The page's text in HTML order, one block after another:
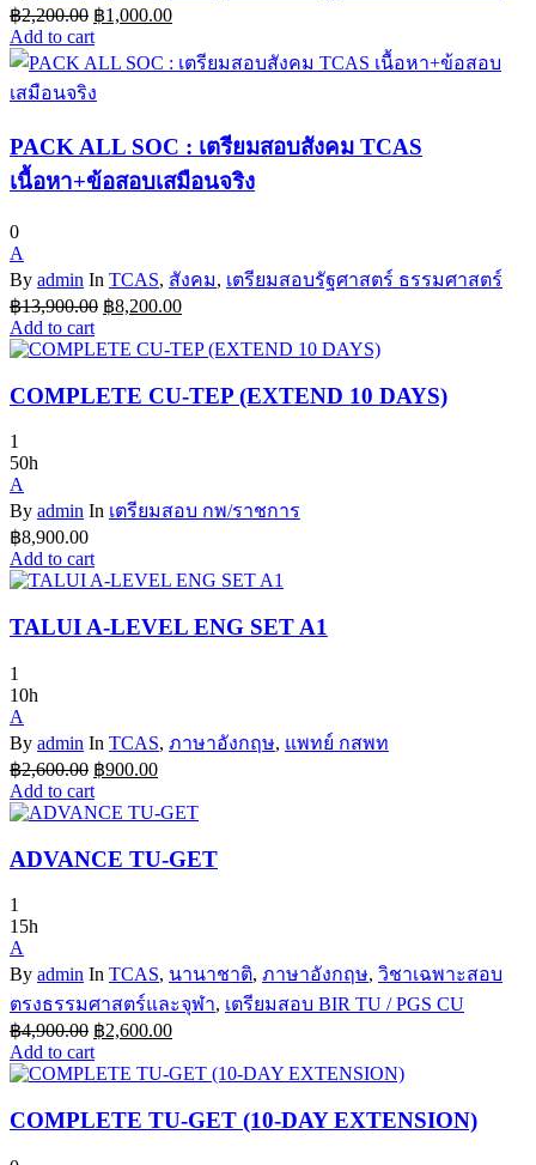
฿2,200.00 Original
price
was:
฿2,200.00.
฿1,000.00Current
is:
฿1,000.00.
Add to cart
PACK ALL SOC : เตรียมสอบสังคม TCAS
เนื้อหา+ข้อสอบเสมือนจริง
0
A
By admin In TCAS, สังคม, เตรียมสอบรัฐศาสตร์ ธรรมศาสตร์
฿13,900.00 Original
was:
฿8,200.00Current
is:
Add to cart
COMPLETE CU-TEP (EXTEND 10 DAYS)
1
50h
A
By admin In เตรียมสอบ กพ/ราชการ
฿8,900.00
Add to cart
TALUI A-LEVEL ENG SET A1
1
10h
A
By admin In TCAS, ภาษาอังกฤษ, แพทย์ กสพท
฿2,600.00 Original
price
was:
฿900.00Current
is:
Add to cart
ADVANCE TU-GET
1
15h
A
By admin In TCAS, นานาชาติ, ภาษาอังกฤษ, วิชาเฉพาะสอบ
ตรงธรรมศาสตร์และจุฬา, เตรียมสอบ BIR TU / PGS CU
฿4,900.00 Original
price
was:
฿2,600.00Current
is:
Add to cart
COMPLETE TU-GET (10-DAY EXTENSION)